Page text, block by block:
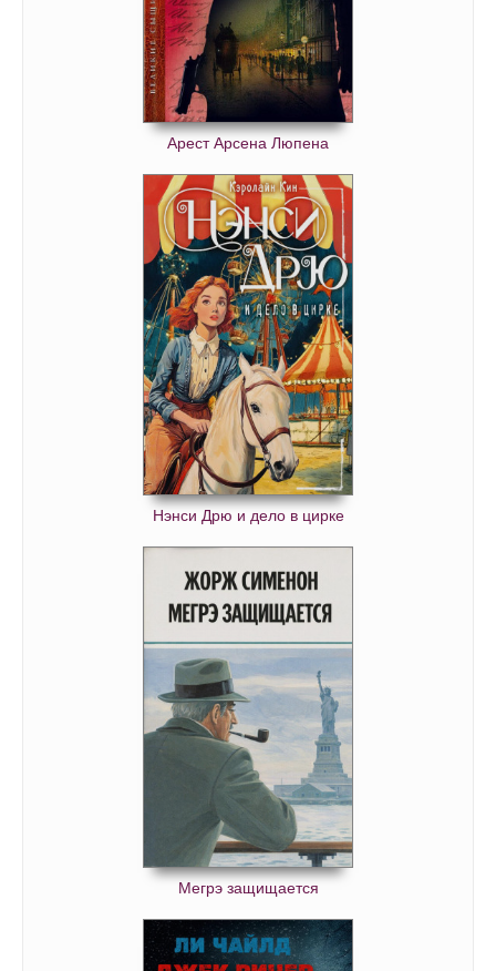
Арест Арсена Люпена
Нэнси Дрю и дело в цирке
Мегрэ защищается